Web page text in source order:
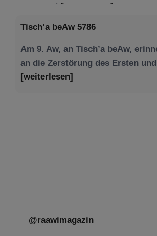
an die Zerstörung des Ersten und
[weiterlesen]
@raawimagazin